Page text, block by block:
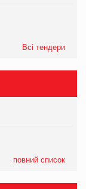
Всі тендери
повний список